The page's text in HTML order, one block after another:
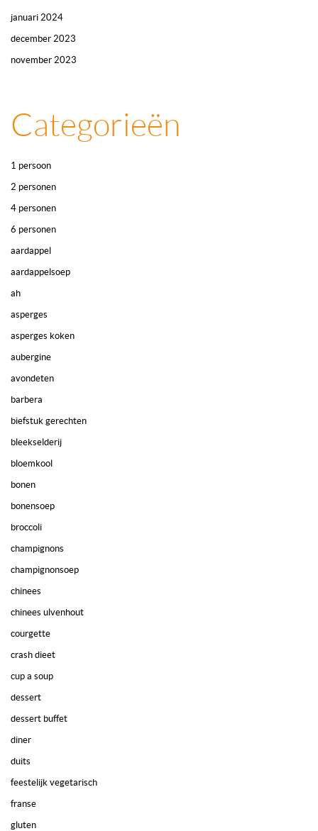
januari 2024
december 2023
november 2023
Categorieën
1 persoon
2 personen
4 personen
6 personen
aardappel
aardappelsoep
ah
asperges
asperges koken
aubergine
avondeten
barbera
biefstuk gerechten
bleekselderij
bloemkool
bonen
bonensoep
broccoli
champignons
champignonsoep
chinees
chinees ulvenhout
courgette
crash dieet
cup a soup
dessert
dessert buffet
diner
duits
feestelijk vegetarisch
franse
gluten